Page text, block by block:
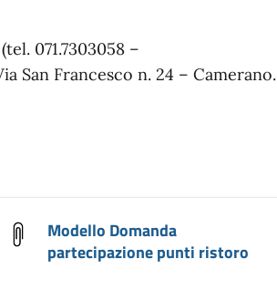
071.7303058 –
San Francesco n. 24 – Camerano.
Modello Domanda
partecipazione punti ristoro